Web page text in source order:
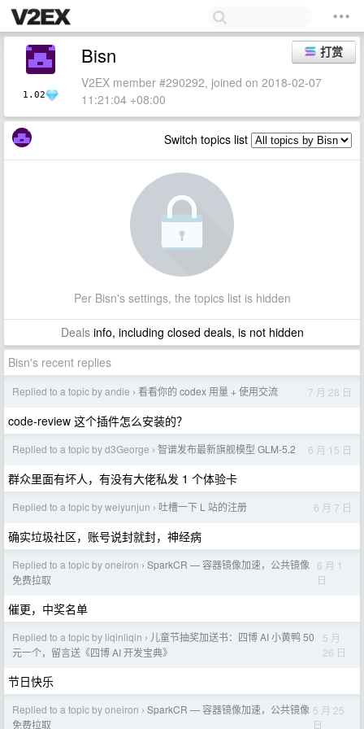
1.02
打赏
Bisn
V2EX member #290292, joined on 2018-02-07
11:21:04 +08:00
Switch topics list
Per Bisn's settings, the topics list is hidden
Dealsinfo, including closed deals, is not hidden
Bisn's recent replies
Replied to a topic by andie › 看看你的 codex 用量 + 使用交流 7 月 28 日
code-review 这个插件怎么安装的？
Replied to a topic by d3George › 智谱发布最新旗舰模型 GLM-5.2 6 月 15 日
群众里面有坏人，有没有大佬私发 1 个体验卡
Replied to a topic by weiyunjun › 吐槽一下 L 站的注册 6 月 7 日
确实垃圾社区，账号说封就封，神经病
Replied to a topic by oneiron › SparkCR — 容器镜像加速，公共镜像
免费拉取
6 月 1
日
催更，中奖名单
Replied to a topic by liqinliqin › 儿童节抽奖加送书：四博 AI 小黄鸭 50
元一个，留言送《四博 AI 开发宝典》
5 月
26 日
节日快乐
Replied to a topic by oneiron › SparkCR — 容器镜像加速，公共镜像
免费拉取
5 月 25
日